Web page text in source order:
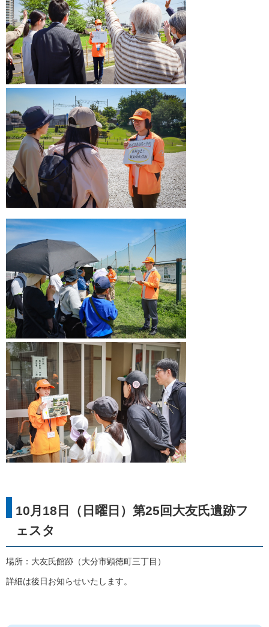
10月18日（日曜日）第25回大友氏遺跡フ
ェスタ
場所：大友氏館跡（大分市顕徳町三丁目）
詳細は後日お知らせいたします。